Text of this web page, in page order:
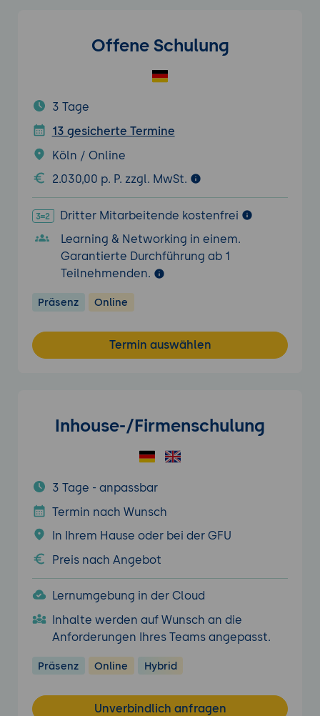
Offene Schulung
3 Tage
13 gesicherte Termine
Köln / Online
2.030,00 p. P. zzgl. MwSt.
Dritter Mitarbeitende kostenfrei
Learning & Networking in einem.
Garantierte Durchführung ab 1
Teilnehmenden.
Präsenz Online
Termin auswählen
Inhouse-/Firmenschulung
3 Tage - anpassbar
Termin nach Wunsch
In Ihrem Hause oder bei der GFU
Preis nach Angebot
Lernumgebung in der Cloud
Inhalte werden auf Wunsch an die
Anforderungen Ihres Teams angepasst.
Präsenz Online Hybrid
Unverbindlich anfragen